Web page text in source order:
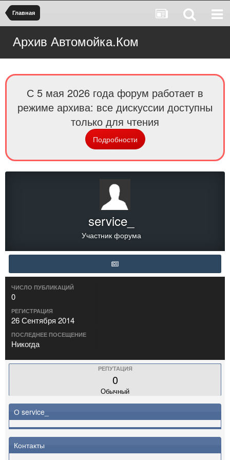
Главная
Архив Автомойка.Ком
С 5 мая 2026 года форум работает в
режиме архива: все дискуссии доступны
только для чтения
Подробности
service_
Участник форума
ЧИСЛО ПУБЛИКАЦИЙ
0
РЕГИСТРАЦИЯ
26 Сентября 2014
ПОСЛЕДНЕЕ ПОСЕЩЕНИЕ
Никогда
РЕПУТАЦИЯ
0
Обычный
О service_
Контакты